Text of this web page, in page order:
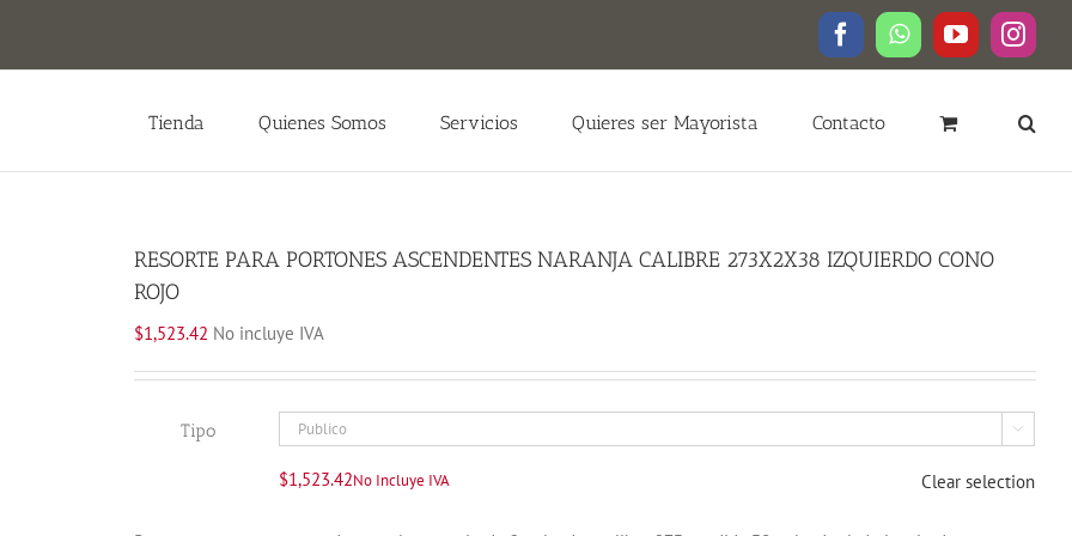
FacebookWhatsAppYouTube
Tienda Quienes Somos Servicios Quieres ser Mayorista Contacto
RESORTE PARA PORTONES ASCENDENTES NARANJA CALIBRE 273X2X38 IZQUIERDO CONO
ROJO
$1,523.42 No incluye IVA
Tipo 
$1,523.42No Incluye IVA Clear selection